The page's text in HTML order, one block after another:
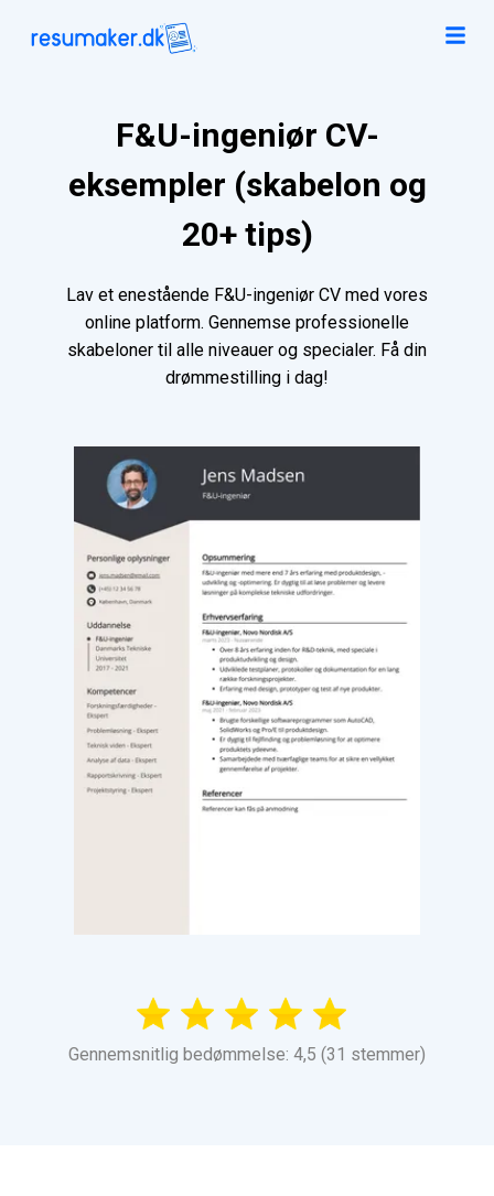
F&U-ingeniør CV-
eksempler (skabelon og
20+ tips)
Lav et enestående F&U-ingeniør CV med vores
online platform. Gennemse professionelle
skabeloner til alle niveauer og specialer. Få din
drømmestilling i dag!
Gennemsnitlig bedømmelse: 4,5 (31 stemmer)